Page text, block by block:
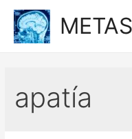
contenido
apatía